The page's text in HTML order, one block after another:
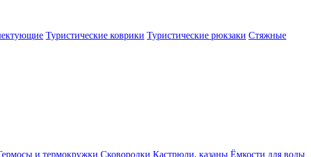
Туристические коврики Туристические рюкзаки Стяжные
и термокружки Сковородки Кастрюли, казаны Ёмкости для воды